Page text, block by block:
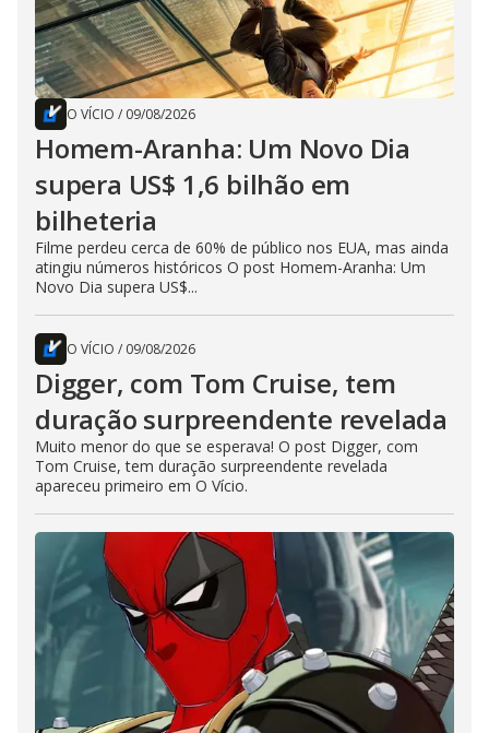
O VÍCIO / 09/08/2026
Homem-Aranha: Um Novo Dia
supera US$ 1,6 bilhão em
bilheteria
Filme perdeu cerca de 60% de público nos EUA, mas ainda
atingiu números históricos O post Homem-Aranha: Um
Novo Dia supera US$...
O VÍCIO / 09/08/2026
Digger, com Tom Cruise, tem
duração surpreendente revelada
Muito menor do que se esperava! O post Digger, com
Tom Cruise, tem duração surpreendente revelada
apareceu primeiro em O Vício.